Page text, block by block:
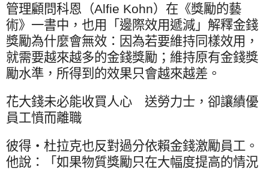
管理顧問科恩（Alfie Kohn）在《獎勵的藝
術》一書中，也用「邊際效用遞減」解釋金錢
獎勵為什麼會無效：因為若要維持同樣效用，
就需要越來越多的金錢獎勵；維持原有金錢獎
勵水準，所得到的效果只會越來越差。
花大錢未必能收買人心 送勞力士，卻讓績優
員工憤而離職
彼得‧杜拉克也反對過分依賴金錢激勵員工。
他說：「如果物質獎勵只在大幅度提高的情況